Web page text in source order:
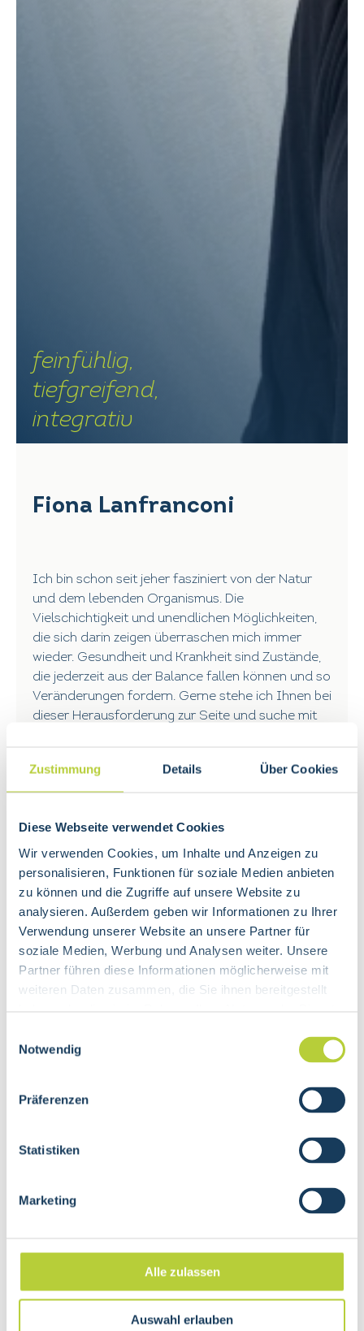
Zustimmung Details Über Cookies
Diese Webseite verwendet Cookies
Wir verwenden Cookies, um Inhalte und Anzeigen zu
personalisieren, Funktionen für soziale Medien anbieten
zu können und die Zugriffe auf unsere Website zu
analysieren. Außerdem geben wir Informationen zu Ihrer
Verwendung unserer Website an unsere Partner für
soziale Medien, Werbung und Analysen weiter. Unsere
Partner führen diese Informationen möglicherweise mit
weiteren Daten zusammen, die Sie ihnen bereitgestellt
Notwendig
Präferenzen
Statistiken
Marketing
Alle zulassen
Auswahl erlauben
feinfühlig,
tiefgreifend,
integrativ
Fiona Lanfranconi
Ich bin schon seit jeher fasziniert von der Natur
und dem lebenden Organismus. Die
Vielschichtigkeit und unendlichen Möglichkeiten,
die sich darin zeigen überraschen mich immer
wieder. Gesundheit und Krankheit sind Zustände,
die jederzeit aus der Balance fallen können und so
Veränderungen fordern. Gerne stehe ich Ihnen bei
dieser Herausforderung zur Seite und suche mit
Fussreflexzonen-Therapie
Craniosacral-Therapie
Bioresonanz-Therapie
Ernährungsberatung
Phytotherapie/Spagyrik
AUSBILDUNG ANERKENNUNG
FL@CENTRUM-PRAXIS.CH
Ausbildung
2020 - 2024